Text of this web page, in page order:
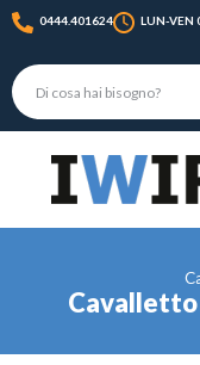
0444.401624 LUN-VEN